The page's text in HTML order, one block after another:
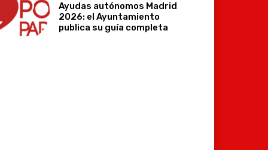
Ayudas autónomos Madrid
2026: el Ayuntamiento
publica su guía completa